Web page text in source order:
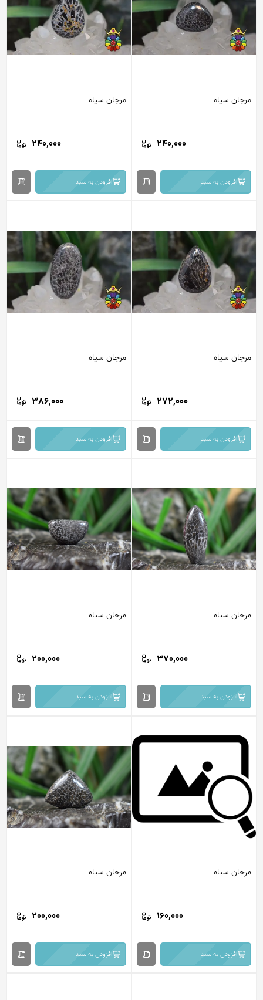
مرجان سیاه
240,000
افزودن به سبد
مرجان سیاه
240,000
افزودن به سبد
مرجان سیاه
272,000
افزودن به سبد
مرجان سیاه
386,000
افزودن به سبد
مرجان سیاه
370,000
افزودن به سبد
مرجان سیاه
200,000
افزودن به سبد
مرجان سیاه
160,000
افزودن به سبد
مرجان سیاه
200,000
افزودن به سبد